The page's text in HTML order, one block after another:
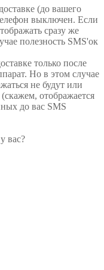
(до вашего
выключен. Если
сразу же
полезность SMS'ок
только после
Но в этом случае
не будут или
отображается
до вас SMS
вас?